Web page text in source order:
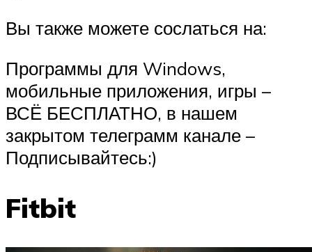
Вы также можете сослаться на:
Программы для Windows,
мобильные приложения, игры –
ВСЁ БЕСПЛАТНО, в нашем
закрытом телеграмм канале –
Подписывайтесь:)
Fitbit